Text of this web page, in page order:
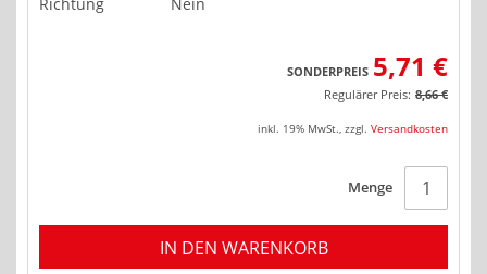
SONDERPREIS 5,71 €
Regulärer Preis: 8,66 €
inkl. 19% MwSt. zzgl. Versandkosten
Menge
IN DEN WARENKORB